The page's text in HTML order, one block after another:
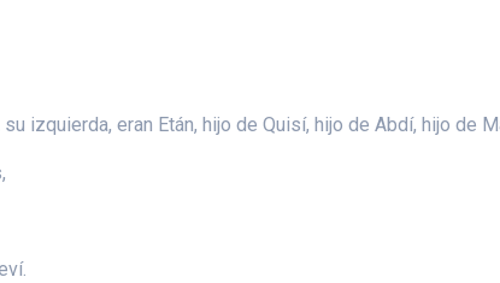
izquierda, eran Etán, hijo de Quisí, hijo de Abdí, hijo de